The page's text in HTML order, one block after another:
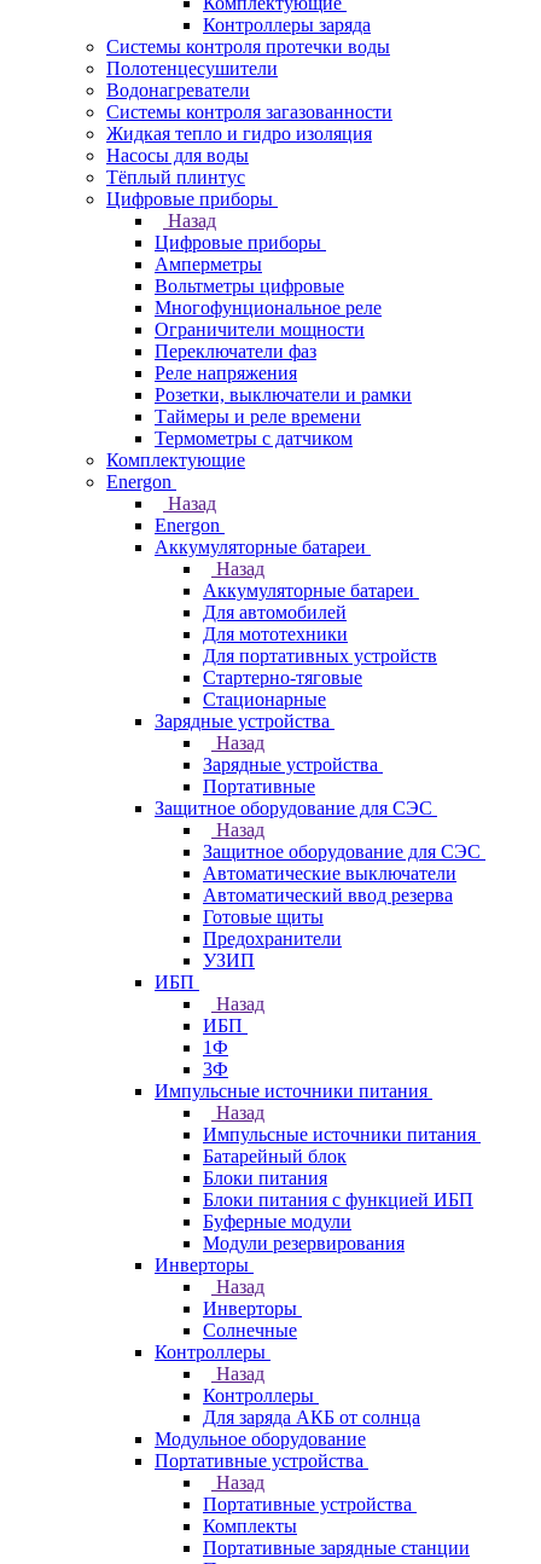
Контроллеры заряда
Системы контроля протечки воды
Полотенцесушители
Водонагреватели
Системы контроля загазованности
Жидкая тепло и гидро изоляция
Насосы для воды
Тёплый плинтус
Цифровые приборы
Назад
Цифровые приборы
Амперметры
Вольтметры цифровые
Многофунциональное реле
Ограничители мощности
Переключатели фаз
Реле напряжения
Розетки, выключатели и рамки
Таймеры и реле времени
Термометры c датчиком
Комплектующие
Energon
Назад
Energon
Аккумуляторные батареи
Назад
Аккумуляторные батареи
Для автомобилей
Для мототехники
Для портативных устройств
Стартерно-тяговые
Стационарные
Зарядные устройства
Назад
Зарядные устройства
Портативные
Защитное оборудование для СЭС
Назад
Защитное оборудование для СЭС
Автоматические выключатели
Автоматический ввод резерва
Готовые щиты
Предохранители
УЗИП
ИБП
Назад
ИБП
1Ф
3Ф
Импульсные источники питания
Назад
Импульсные источники питания
Батарейный блок
Блоки питания
Блоки питания с функцией ИБП
Буферные модули
Модули резервирования
Инверторы
Назад
Инверторы
Солнечные
Контроллеры
Назад
Контроллеры
Для заряда АКБ от солнца
Модульное оборудование
Портативные устройства
Назад
Портативные устройства
Комплекты
Портативные зарядные станции